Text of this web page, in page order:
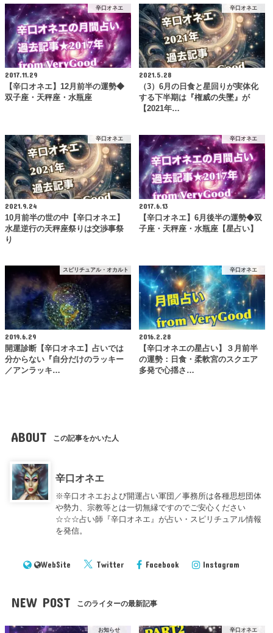
辛口オネエ
2017.11.29
【辛口オネエ】12月前半の運勢◆
双子座・天秤座・水瓶座
辛口オネエ
2021.5.28
（3）6月の日食と星回りが実体化
する下半期は『権威の失墜』が
【2021年…
辛口オネエ
2021.9.24
10月前半の世の中【辛口オネエ】
水星逆行の天秤座祭りは交渉事祭
り
辛口オネエ
2017.6.13
【辛口オネエ】6月後半の運勢◆双
子座・天秤座・水瓶座【星占い】
スピリチュアル・オカルト
2019.6.29
開運診断【辛口オネエ】占いでは
分からない『自分だけのラッキー
／アンラッキ…
辛口オネエ
2016.2.28
【辛口オネエの星占い】３月前半
の運勢：日食・柔軟宮のスクエア
多発で心揺さ…
ABOUT この記事をかいた人
辛口オネエ
※辛口オネエおよび開運占い軍団／事務所は各種思想団体
や勢力、宗教等とは一切無縁ですのでご安心ください
☆☆☆占い師『辛口オネエ』が占い・スピリチュアル情報
を発信。
WebSite Twitter Facebook Instagram
NEW POST このライターの最新記事
お知らせ 辛口オネエ